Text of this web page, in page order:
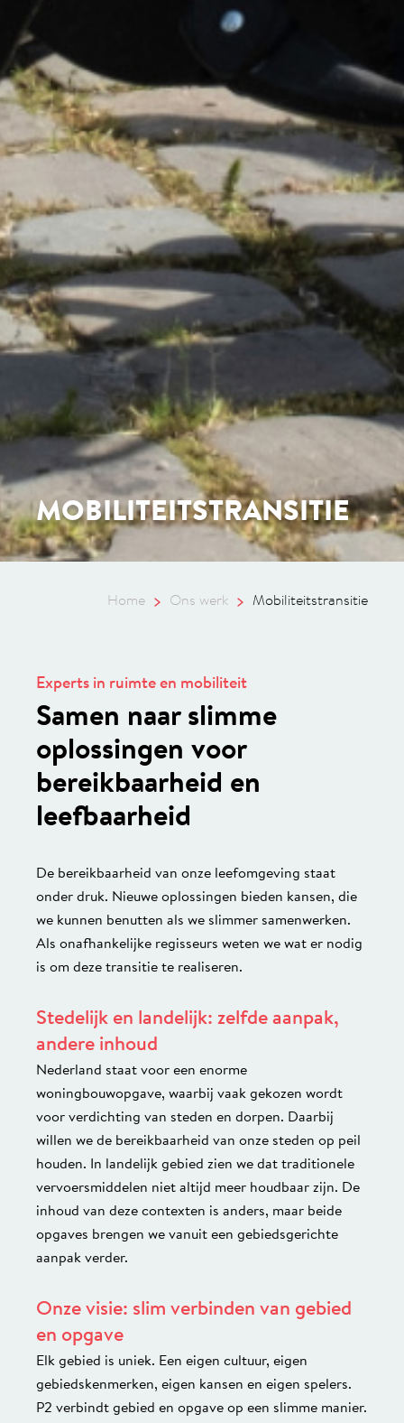
MOBILITEITSTRANSITIE
Home Ons werk Mobiliteitstransitie
Experts in ruimte en mobiliteit
Samen naar slimme
oplossingen voor
bereikbaarheid en
leefbaarheid
De bereikbaarheid van onze leefomgeving staat
onder druk. Nieuwe oplossingen bieden kansen, die
we kunnen benutten als we slimmer samenwerken.
Als onafhankelijke regisseurs weten we wat er nodig
is om deze transitie te realiseren.
Stedelijk en landelijk: zelfde aanpak,
andere inhoud
Nederland staat voor een enorme
woningbouwopgave, waarbij vaak gekozen wordt
voor verdichting van steden en dorpen. Daarbij
willen we de bereikbaarheid van onze steden op peil
houden. In landelijk gebied zien we dat traditionele
vervoersmiddelen niet altijd meer houdbaar zijn. De
inhoud van deze contexten is anders, maar beide
opgaves brengen we vanuit een gebiedsgerichte
aanpak verder.
Onze visie: slim verbinden van gebied
en opgave
Elk gebied is uniek. Een eigen cultuur, eigen
gebiedskenmerken, eigen kansen en eigen spelers.
P2 verbindt gebied en opgave op een slimme manier.